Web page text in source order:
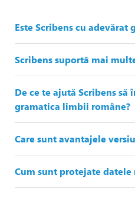
Este Scribens cu adevărat
Scribens suportă mai
De ce te ajută Scribens
gramatica limbii române?
Care sunt avantajele
Verificare gramaticală
Cum sunt protejate datele